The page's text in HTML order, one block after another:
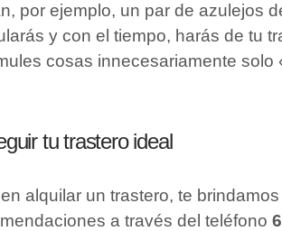
por ejemplo, un par de azulejos
y con el tiempo, harás de tu
cosas innecesariamente solo
tu trastero ideal
alquilar un trastero, te
a través del teléfono